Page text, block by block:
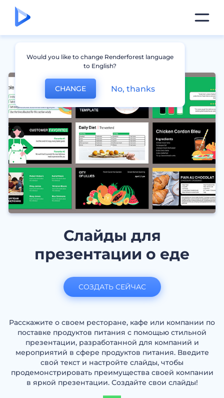
Слайды для
презентации о еде
Расскажите о своем ресторане, кафе или компании по
поставке продуктов питания с помощью стильной
презентации, разработанной для компаний и
мероприятий в сфере продуктов питания. Введите
свой текст и настройте слайды, чтобы
продемонстрировать преимущества своей компании
в яркой презентации. Создайте свои слайды!
СОЗДАТЬ СЕЙЧАС
Would you like to change Renderforest language
to English?
CHANGE No, thanks